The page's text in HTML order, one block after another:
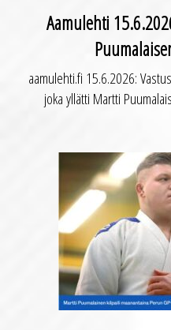
Aamulehti
aamulehti.fi 15.6.2026:
joka yllätti Martti